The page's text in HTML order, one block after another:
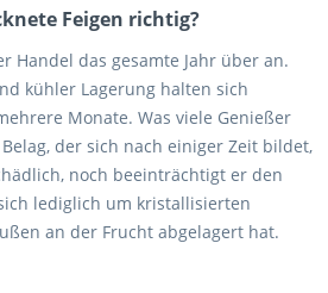
Feigen richtig?
Handel das gesamte Jahr über an.
kühler Lagerung halten sich
Monate. Was viele Genießer
der sich nach einiger Zeit bildet,
noch beeinträchtigt er den
lediglich um kristallisierten
an der Frucht abgelagert hat.